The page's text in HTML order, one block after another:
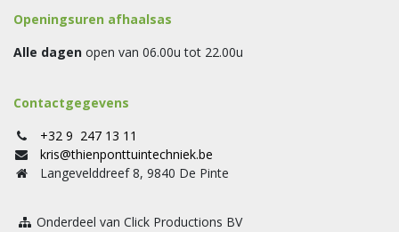
Openingsuren afhaalsas
Alle dagen open van 06.00u tot 22.00u
Contactgegevens
+32 9 247 13 11
kris@thienponttuintechniek.be
Langevelddreef 8, 9840 De Pinte
Onderdeel van Click Productions BV